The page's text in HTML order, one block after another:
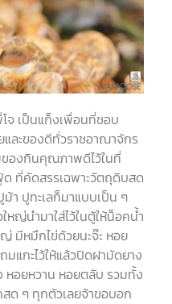
จ เป็นแก็งเพื่อนที่ชอบ
ละของดีทั่วราชอาณาจักร
ของกินคุณภาพดีไว้ในที่
ที่คัดสรรเฉพาะวัตถุดิบสด
า ปูทะเลก็มาแบบเป็น ๆ
หญ่นำมาใส่ไว้ในตู้ให้น็อคน้ำ
มีหมึกไข่ด้วยนะจ๊ะ หอย
แกะไว้ให้แล้วปิดฝามัดยาง
หอยหวาน หอยตลับ รวมทั้ง
ด ๆ ทุกตัวเลยจ้าขอบอก